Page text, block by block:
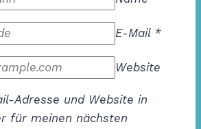
E-Mail *
Website
Adresse und Website in
für meinen nächsten